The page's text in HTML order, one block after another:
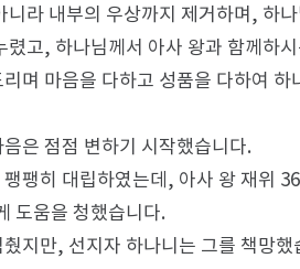
니라 내부의 우상까지 제거하며, 하
렸고, 하나님께서 아사 왕과 함께하
며 마음을 다하고 성품을 다하여 하
은 점점 변하기 시작했습니다.
팽히 대립하였는데, 아사 왕 재위
도움을 청했습니다.
지만, 선지자 하나니는 그를 책망했